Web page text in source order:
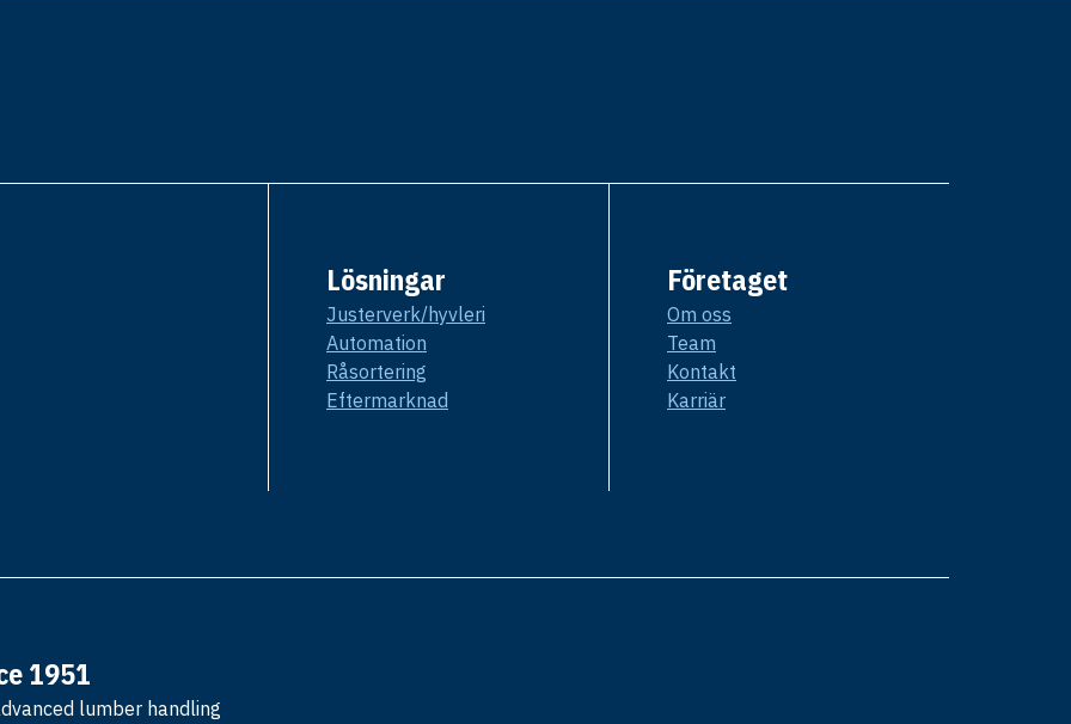
Lösningar
Justerverk/hyvleri
Automation
Råsortering
Eftermarknad
Företaget
Om oss
Team
Kontakt
Karriär
1951
lumber handling